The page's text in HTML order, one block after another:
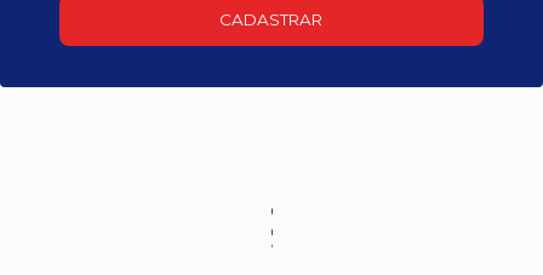
CADASTRAR